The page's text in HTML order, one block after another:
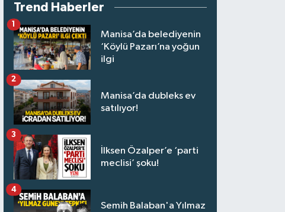
Trend Haberler
Manisa’da belediyenin
‘Köylü Pazarı’na yoğun
ilgi
1
Manisa’da dubleks ev
satılıyor!
2
İlksen Özalper’e ‘parti
meclisi’ şoku!
3
Semih Balaban'a Yılmaz
4